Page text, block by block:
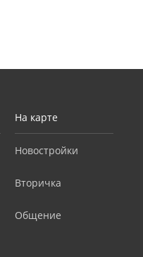
На карте
Новостройки
Вторичка
Общение